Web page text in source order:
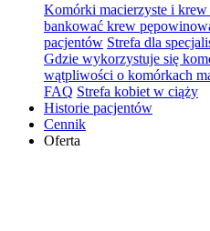
Komórki macierzyste i
bankować krew
pacjentów Strefa dla
Gdzie wykorzystuje się
wątpliwości o komórkach
FAQ Strefa kobiet w ciąży
Historie pacjentów
Cennik
Oferta